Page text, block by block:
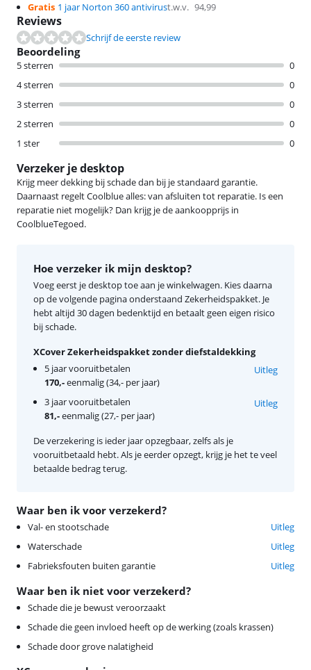
Gratis 1 jaar Norton 360 antivirust.w.v. 94,99
Reviews
Schrijf de eerste review
Beoordeling
5 sterren
0
4 sterren
0
3 sterren
0
2 sterren
0
1 ster
0
Verzeker je desktop
Krijg meer dekking bij schade dan bij je standaard garantie.
Daarnaast regelt Coolblue alles: van afsluiten tot reparatie. Is een
reparatie niet mogelijk? Dan krijg je de aankoopprijs in
CoolblueTegoed.
Waar ben ik voor verzekerd?
Val- en stootschade
Uitleg
Waterschade
Uitleg
Fabrieksfouten buiten garantie
Uitleg
Waar ben ik niet voor verzekerd?
Schade die je bewust veroorzaakt
Schade die geen invloed heeft op de werking (zoals krassen)
Schade door grove nalatigheid
Hoe verzeker ik mijn desktop?
Voeg eerst je desktop toe aan je winkelwagen. Kies daarna
op de volgende pagina onderstaand Zekerheidspakket. Je
hebt altijd 30 dagen bedenktijd en betaalt geen eigen risico
bij schade.
XCover Zekerheidspakket zonder diefstaldekking
5 jaar vooruitbetalen
170,-eenmalig (34,- per jaar)
Uitleg
3 jaar vooruitbetalen
81,-eenmalig (27,- per jaar)
Uitleg
De verzekering is ieder jaar opzegbaar, zelfs als je
vooruitbetaald hebt. Als je eerder opzegt, krijg je het te veel
betaalde bedrag terug.